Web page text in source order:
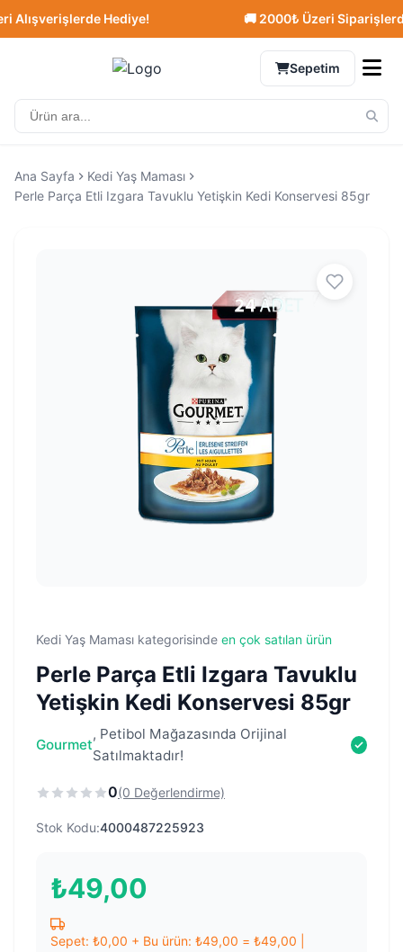
Hediye! 🚚 2000₺ Üzeri Siparişlerde
Sepetim
Ana Sayfa
Kedi Yaş Maması
Perle Parça Etli Izgara Tavuklu Yetişkin Kedi Konservesi 85gr
Kedi Yaş Maması kategorisinde en çok satılan ürün
Perle Parça Etli Izgara Tavuklu
Yetişkin Kedi Konservesi 85gr
Gourmet
, Petibol Mağazasında Orijinal
Satılmaktadır!
0(0 Değerlendirme)
Stok Kodu:4000487225923
₺49,00
Sepet: ₺0,00 + Bu ürün: ₺49,00 = ₺49,00